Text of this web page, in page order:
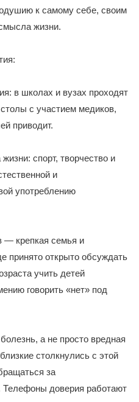
к самому себе, своим
жизни.
в школах и вузах проходят
с участием медиков,
приводит.
спорт, творчество и
и
употреблению
— крепкая семья и
принято открыто обсуждать
учить детей
говорить «нет» под
а не просто вредная
столкнулись с этой
за
доверия работают